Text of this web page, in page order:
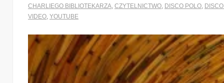
CHARLIEGO BIBLIOTEKARZA, CZYTELNICTWO, DISCO POLO,
VIDEO, YOUTUBE